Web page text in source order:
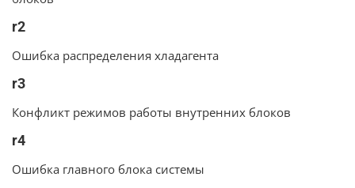
r2
Ошибка распределения хладагента
r3
Конфликт режимов работы внутренних блоков
r4
Ошибка главного блока системы